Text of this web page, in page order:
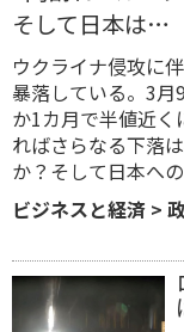
そして日本は…
ウクライナ侵攻に
暴落している。3
か1カ月で半値近
ればさらなる下落
か？そして日本へ
ビジネスと経済 >